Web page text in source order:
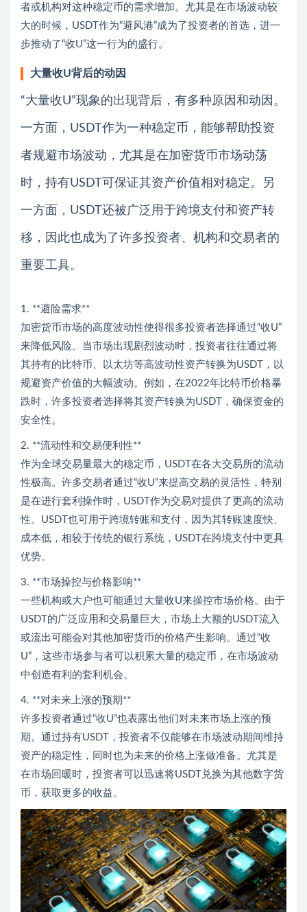
者或机构对这种稳定币的需求增加。尤其是在市场波动较
大的时候，USDT作为“避风港”成为了投资者的首选，进一
步推动了“收U”这一行为的盛行。
大量收U背后的动因
“大量收U”现象的出现背后，有多种原因和动因。
一方面，USDT作为一种稳定币，能够帮助投资
者规避市场波动，尤其是在加密货币市场动荡
时，持有USDT可保证其资产价值相对稳定。另
一方面，USDT还被广泛用于跨境支付和资产转
移，因此也成为了许多投资者、机构和交易者的
重要工具。
1. **避险需求**
加密货币市场的高度波动性使得很多投资者选择通过“收U”
来降低风险。当市场出现剧烈波动时，投资者往往通过将
其持有的比特币、以太坊等高波动性资产转换为USDT，以
规避资产价值的大幅波动。例如，在2022年比特币价格暴
跌时，许多投资者选择将其资产转换为USDT，确保资金的
安全性。
2. **流动性和交易便利性**
作为全球交易量最大的稳定币，USDT在各大交易所的流动
性极高。许多交易者通过“收U”来提高交易的灵活性，特别
是在进行套利操作时，USDT作为交易对提供了更高的流动
性。USDT也可用于跨境转账和支付，因为其转账速度快、
成本低，相较于传统的银行系统，USDT在跨境支付中更具
优势。
3. **市场操控与价格影响**
一些机构或大户也可能通过大量收U来操控市场价格。由于
USDT的广泛应用和交易量巨大，市场上大额的USDT流入
或流出可能会对其他加密货币的价格产生影响。通过“收
U”，这些市场参与者可以积累大量的稳定币，在市场波动
中创造有利的套利机会。
4. **对未来上涨的预期**
许多投资者通过“收U”也表露出他们对未来市场上涨的预
期。通过持有USDT，投资者不仅能够在市场波动期间维持
资产的稳定性，同时也为未来的价格上涨做准备。尤其是
在市场回暖时，投资者可以迅速将USDT兑换为其他数字货
币，获取更多的收益。